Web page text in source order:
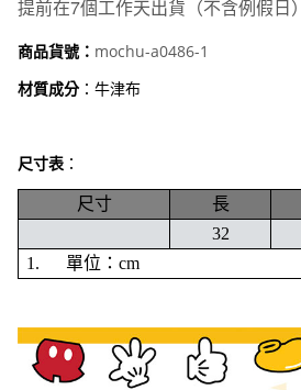
提前在7個工作天出貨（不含例假日）
商品貨號： mochu-a0486-1
材質成分 ：牛津布
尺寸表 ：
尺寸 長
32
1.
單位：cm